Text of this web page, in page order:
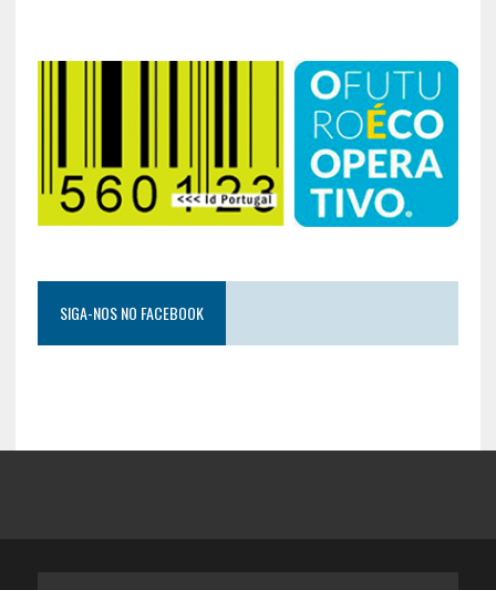
SIGA-NOS NO FACEBOOK